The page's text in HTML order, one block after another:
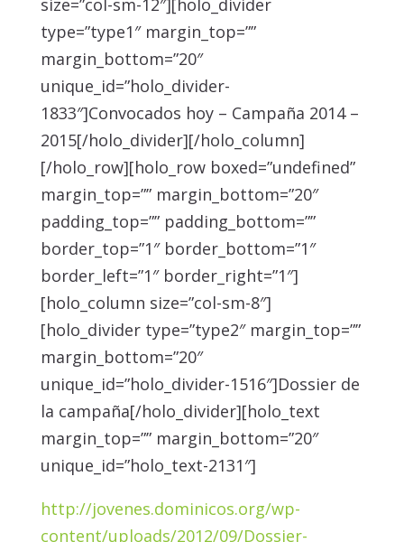
size=”col-sm-12″][holo_divider
type=”type1″ margin_top=””
margin_bottom=”20″
unique_id=”holo_divider-
1833″]Convocados hoy – Campaña 2014 –
2015[/holo_divider][/holo_column]
[/holo_row][holo_row boxed=”undefined”
margin_top=”” margin_bottom=”20″
padding_top=”” padding_bottom=””
border_top=”1″ border_bottom=”1″
border_left=”1″ border_right=”1″]
[holo_column size=”col-sm-8″]
[holo_divider type=”type2″ margin_top=””
margin_bottom=”20″
unique_id=”holo_divider-1516″]Dossier de
la campaña[/holo_divider][holo_text
margin_top=”” margin_bottom=”20″
unique_id=”holo_text-2131″]
http://jovenes.dominicos.org/wp-
content/uploads/2012/09/Dossier-